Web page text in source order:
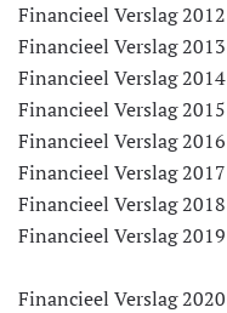
Financieel Verslag 2012
Financieel Verslag 2013
Financieel Verslag 2014
Financieel Verslag 2015
Financieel Verslag 2016
Financieel Verslag 2017
Financieel Verslag 2018
Financieel Verslag 2019
Financieel Verslag 2020